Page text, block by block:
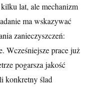
lat, ale mechanizm
ma wskazywać
zanieczyszczeń:
Wcześniejsze prace już
pogarsza jakość
konkretny ślad